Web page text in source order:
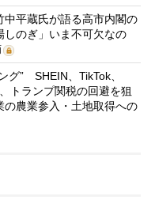
中平蔵氏が語る高市内閣の
のぎ」いま不可欠なの
グ” SHEIN、TikTok、
トランプ関税の回避を狙
農業参入・土地取得への